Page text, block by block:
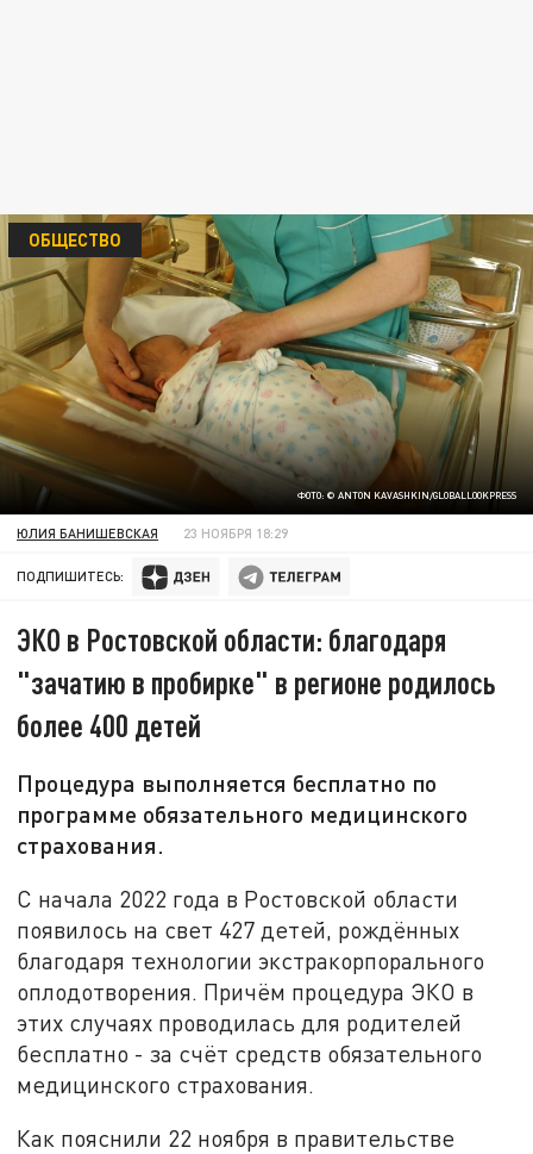
ФОТО: © ANTON KAVASHKIN/GLOBALLOOKPRESS
ОБЩЕСТВО
ЮЛИЯ БАНИШЕВСКАЯ 23 НОЯБРЯ 18:29
ПОДПИШИТЕСЬ:
ЭКО в Ростовской области: благодаря
"зачатию в пробирке" в регионе родилось
более 400 детей
Процедура выполняется бесплатно по
программе обязательного медицинского
страхования.
С начала 2022 года в Ростовской области
появилось на свет 427 детей, рождённых
благодаря технологии экстракорпорального
оплодотворения. Причём процедура ЭКО в
этих случаях проводилась для родителей
бесплатно - за счёт средств обязательного
медицинского страхования.
Как пояснили 22 ноября в правительстве